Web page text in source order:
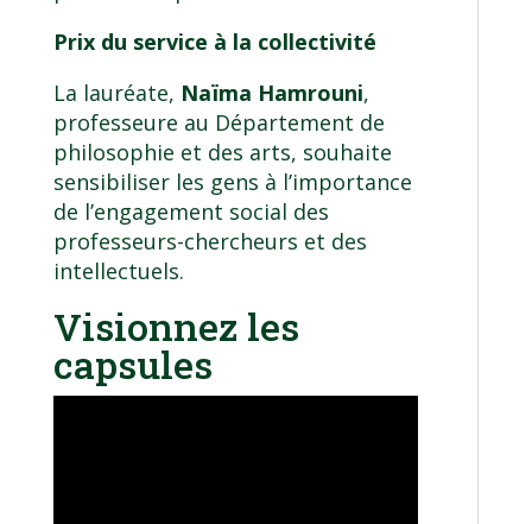
Prix du service à la collectivité
La lauréate, Naïma Hamrouni,
professeure au Département de
philosophie et des arts, souhaite
sensibiliser les gens à l’importance
de l’engagement social des
professeurs-chercheurs et des
intellectuels.
Visionnez les
capsules